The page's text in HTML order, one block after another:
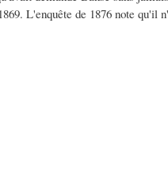
L'enquête de 1876 note qu'il